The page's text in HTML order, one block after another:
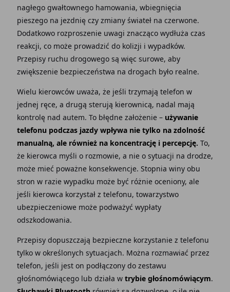
nagłego gwałtownego hamowania, wbiegnięcia
pieszego na jezdnię czy zmiany świateł na czerwone.
Dodatkowo rozproszenie uwagi znacząco wydłuża czas
reakcji, co może prowadzić do kolizji i wypadków.
Przepisy ruchu drogowego są więc surowe, aby
zwiększenie bezpieczeństwa na drogach było realne.
Wielu kierowców uważa, że jeśli trzymają telefon w
jednej ręce, a drugą sterują kierownicą, nadal mają
kontrolę nad autem. To błędne założenie – używanie
telefonu podczas jazdy wpływa nie tylko na zdolność
manualną, ale również na koncentrację i percepcję. To,
że kierowca myśli o rozmowie, a nie o sytuacji na drodze,
może mieć poważne konsekwencje. Stopnia winy obu
stron w razie wypadku może być różnie oceniony, ale
jeśli kierowca korzystał z telefonu, towarzystwo
ubezpieczeniowe może podważyć wypłaty
odszkodowania.
Przepisy dopuszczają bezpieczne korzystanie z telefonu
tylko w określonych sytuacjach. Można rozmawiać przez
telefon, jeśli jest on podłączony do zestawu
głośnomówiącego lub działa w trybie głośnomówiącym.